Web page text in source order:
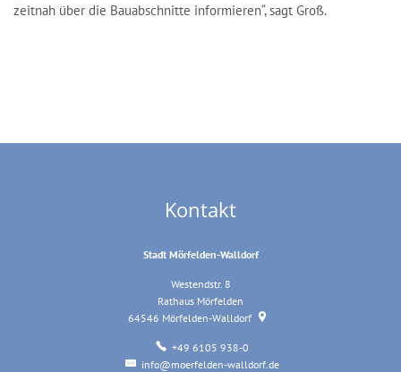
zeitnah über die Bauabschnitte informieren“, sagt Groß.
Kontakt
Stadt Mörfelden-Walldorf
Westendstr. 8
Rathaus Mörfelden
64546 Mörfelden-Walldorf
+49 6105 938-0
info@moerfelden-walldorf.de